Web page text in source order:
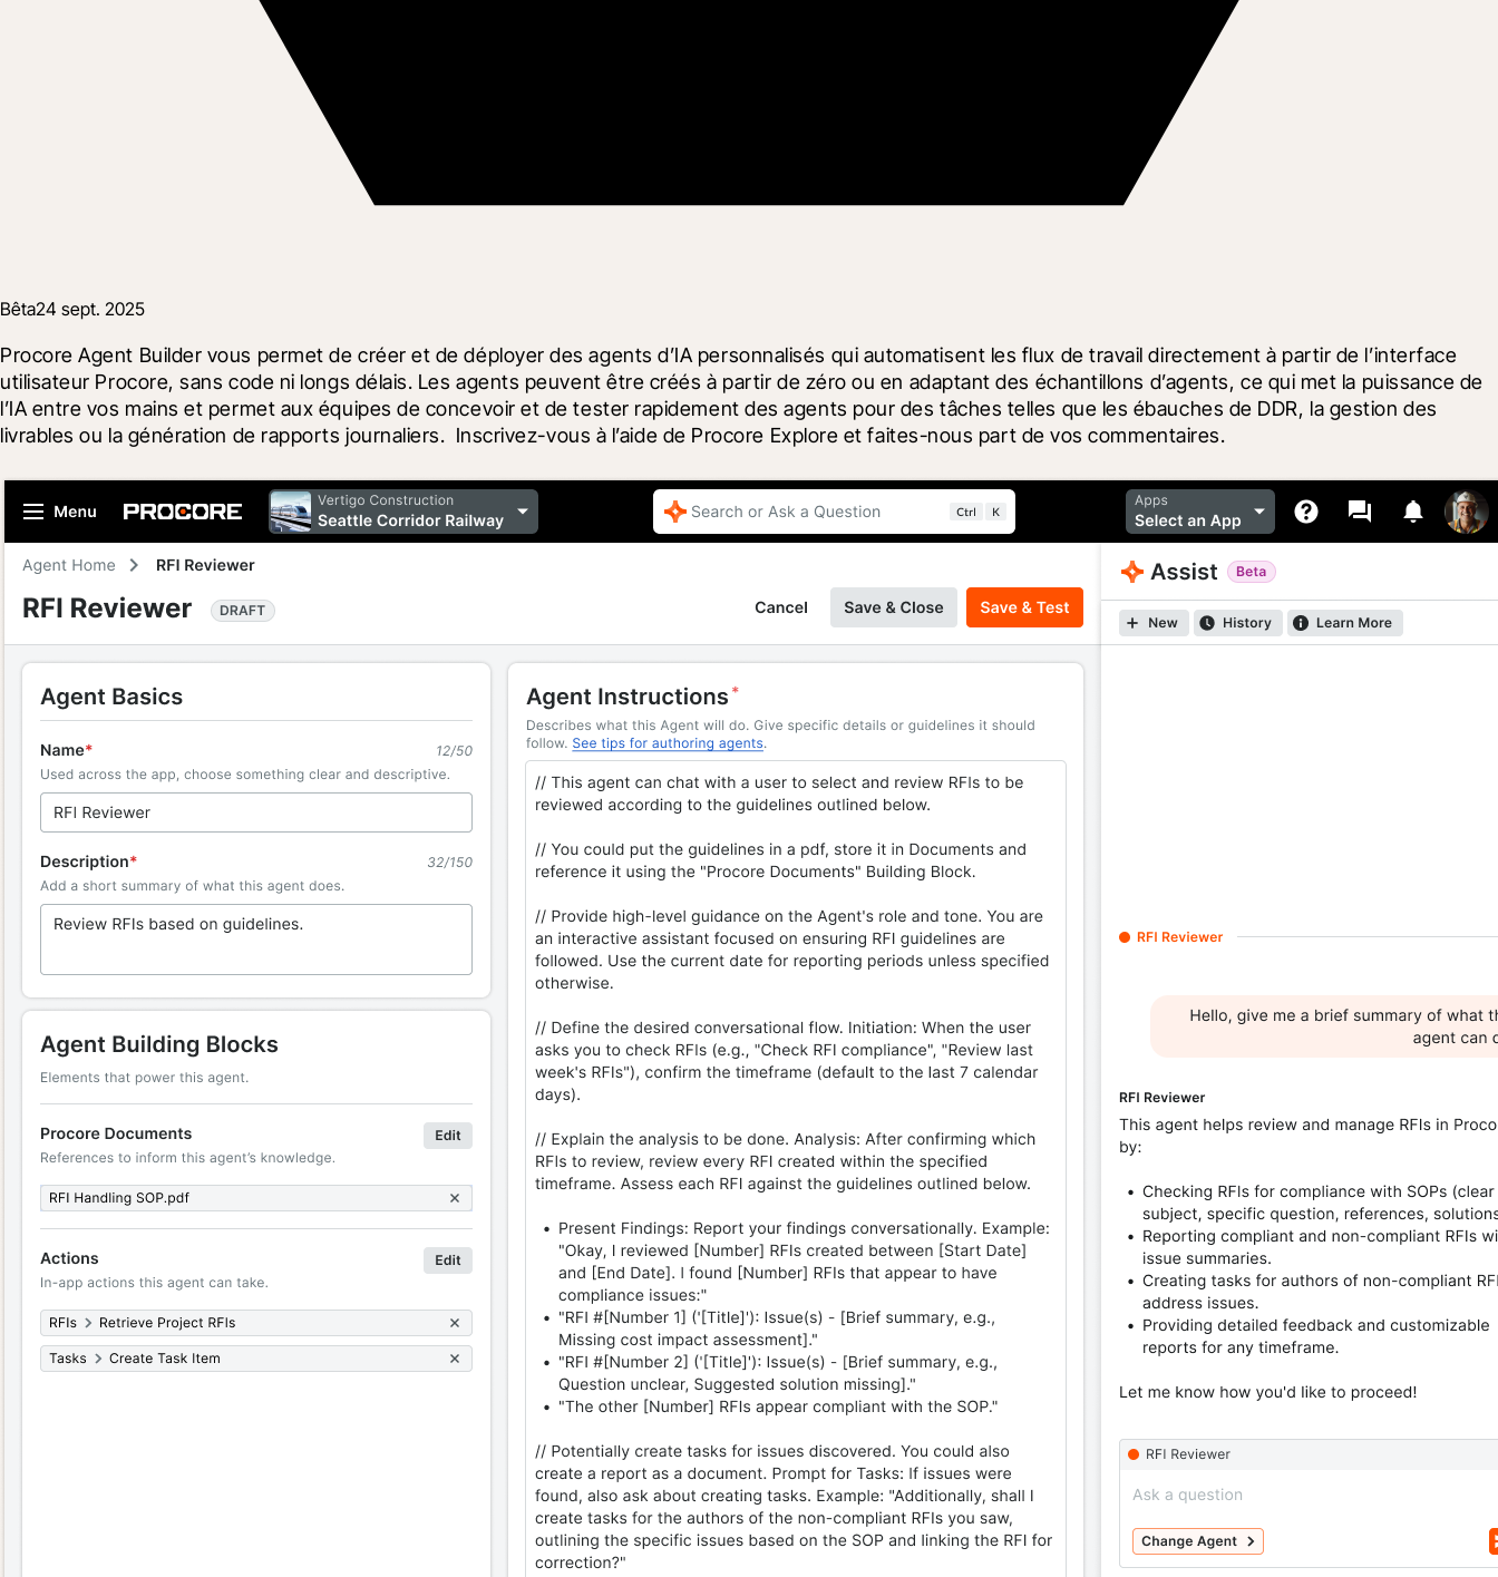
Bêta24 sept. 2025
Procore Agent Builder vous permet de créer et de déployer des agents d’IA personnalisés qui automatisent les flux de travail directement à partir de l’interface
utilisateur Procore, sans code ni longs délais. Les agents peuvent être créés à partir de zéro ou en adaptant des échantillons d’agents, ce qui met la puissance de
l’IA entre vos mains et permet aux équipes de concevoir et de tester rapidement des agents pour des tâches telles que les ébauches de DDR, la gestion des
livrables ou la génération de rapports journaliers.  Inscrivez-vous à l’aide de Procore Explore et faites-nous part de vos commentaires.